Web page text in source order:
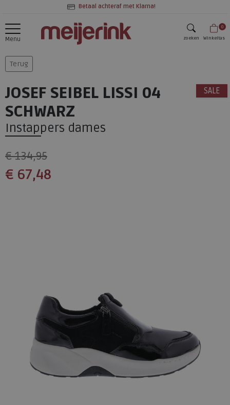
Betaal achteraf met Klarna!
Menu zoeken
0
Winkeltas
Terug
SALE
JOSEF SEIBEL LISSI 04
SCHWARZ
Instappers dames
€ 134,95
€ 67,48